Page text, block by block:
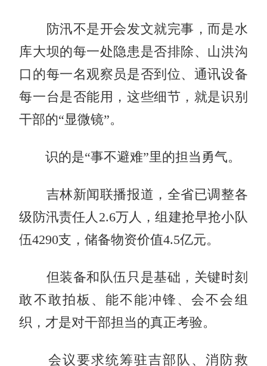
防汛不是开会发文就完事，而是水
库大坝的每一处隐患是否排除、山洪沟
口的每一名观察员是否到位、通讯设备
每一台是否能用，这些细节，就是识别
干部的“显微镜”。
识的是“事不避难”里的担当勇气。
吉林新闻联播报道，全省已调整各
级防汛责任人2.6万人，组建抢早抢小队
伍4290支，储备物资价值4.5亿元。
但装备和队伍只是基础，关键时刻
敢不敢拍板、能不能冲锋、会不会组
织，才是对干部担当的真正考验。
会议要求统筹驻吉部队、消防救